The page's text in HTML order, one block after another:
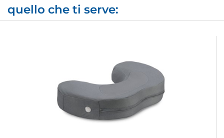
quello che ti serve: